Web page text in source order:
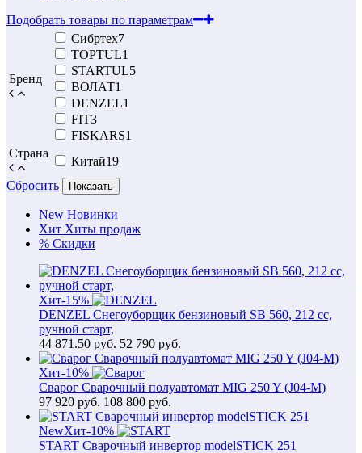
Подобрать товары по параметрам
Бренд
Сибртех7
TOPTUL1
STARTUL5
ВОЛАТ1
DENZEL1
FIT3
FISKARS1
Страна
Китай19
Сбросить
Показать
New Новинки
Хит Хиты продаж
% Скидки
Хит-15%
DENZEL Снегоуборщик бензиновый SB 560, 212 cc,
ручной старт,
44 871.50 руб. 52 790 руб.
Хит-10%
Сварог Сварочный полуавтомат MIG 250 Y (J04-M)
97 920 руб. 108 800 руб.
NewХит-10%
START Сварочный инвертор modelSTICK 251